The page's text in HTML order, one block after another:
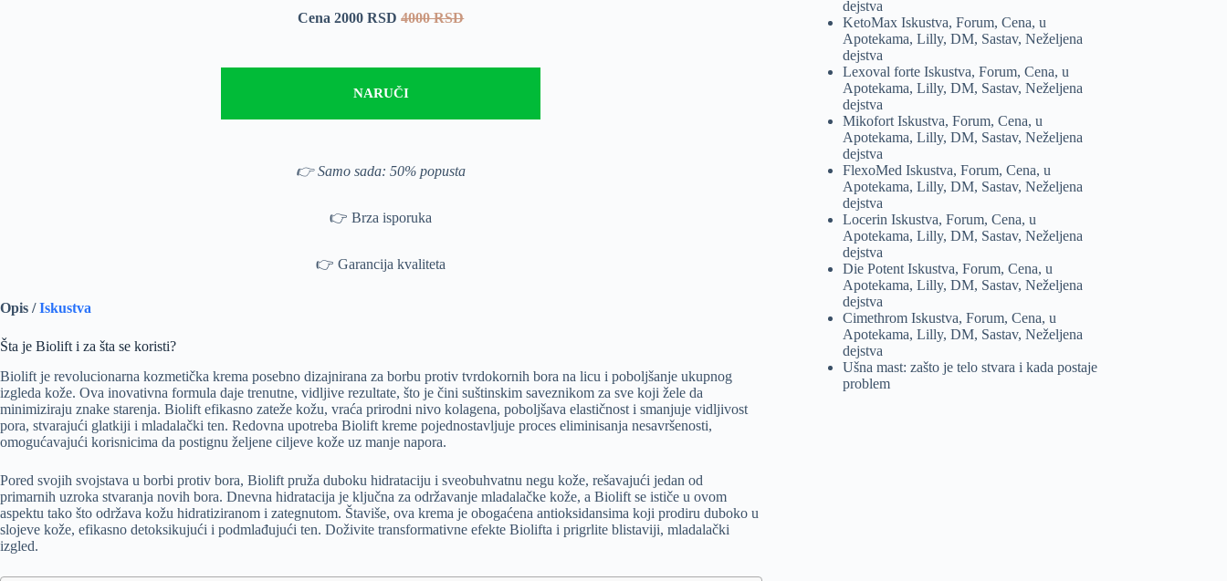
Cena 2000 RSD4000 RSD
NARUČI
👉 Samo sada: 50% popusta
👉 Brza isporuka
👉 Garancija kvaliteta
Opis /Iskustva
Šta je Biolift i za šta se koristi?
Biolift je revolucionarna kozmetička krema posebno dizajnirana za borbu protiv tvrdokornih bora na licu i poboljšanje ukupnog
izgleda kože. Ova inovativna formula daje trenutne, vidljive rezultate, što je čini suštinskim saveznikom za sve koji žele da
minimiziraju znake starenja. Biolift efikasno zateže kožu, vraća prirodni nivo kolagena, poboljšava elastičnost i smanjuje vidljivost
pora, stvarajući glatkiji i mladalački ten. Redovna upotreba Biolift kreme pojednostavljuje proces eliminisanja nesavršenosti,
omogućavajući korisnicima da postignu željene ciljeve kože uz manje napora.
Pored svojih svojstava u borbi protiv bora, Biolift pruža duboku hidrataciju i sveobuhvatnu negu kože, rešavajući jedan od
primarnih uzroka stvaranja novih bora. Dnevna hidratacija je ključna za održavanje mladalačke kože, a Biolift se ističe u ovom
aspektu tako što održava kožu hidratiziranom i zategnutom. Štaviše, ova krema je obogaćena antioksidansima koji prodiru duboko u
slojeve kože, efikasno detoksikujući i podmlađujući ten. Doživite transformativne efekte Biolifta i prigrlite blistaviji, mladalački
izgled.
dejstva
KetoMax Iskustva, Forum, Cena, u
Apotekama, Lilly, DM, Sastav, Neželjena
dejstva
Lexoval forte Iskustva, Forum, Cena, u
Apotekama, Lilly, DM, Sastav, Neželjena
dejstva
Mikofort Iskustva, Forum, Cena, u
Apotekama, Lilly, DM, Sastav, Neželjena
dejstva
FlexoMed Iskustva, Forum, Cena, u
Apotekama, Lilly, DM, Sastav, Neželjena
dejstva
Locerin Iskustva, Forum, Cena, u
Apotekama, Lilly, DM, Sastav, Neželjena
dejstva
Die Potent Iskustva, Forum, Cena, u
Apotekama, Lilly, DM, Sastav, Neželjena
dejstva
Cimethrom Iskustva, Forum, Cena, u
Apotekama, Lilly, DM, Sastav, Neželjena
dejstva
Ušna mast: zašto je telo stvara i kada postaje
problem